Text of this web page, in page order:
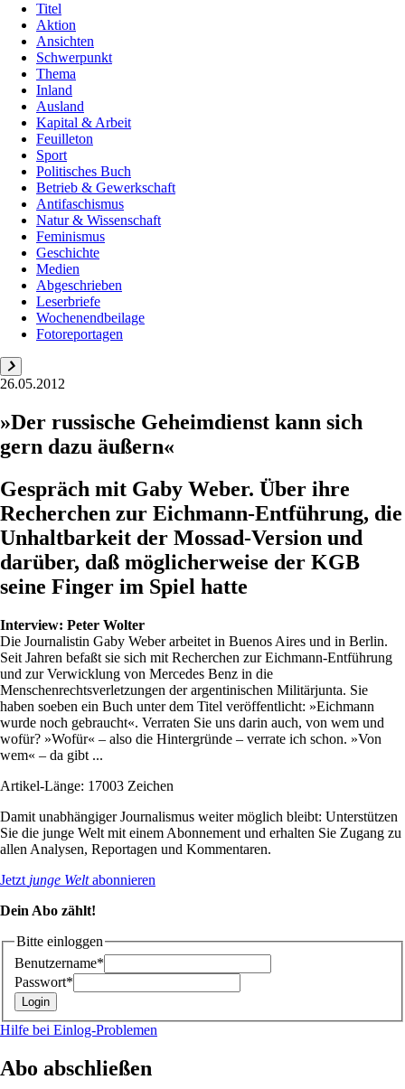
Titel
Aktion
Ansichten
Schwerpunkt
Thema
Inland
Ausland
Kapital & Arbeit
Feuilleton
Sport
Politisches Buch
Betrieb & Gewerkschaft
Antifaschismus
Natur & Wissenschaft
Feminismus
Geschichte
Medien
Abgeschrieben
Leserbriefe
Wochenendbeilage
Fotoreportagen
26.05.2012
»Der russische Geheimdienst kann sich
gern dazu äußern«
Gespräch mit Gaby Weber. Über ihre
Recherchen zur ­Eichmann-Entführung, die
Unhaltbarkeit der Mossad-Version und
darüber, daß möglicherweise der KGB
seine Finger im Spiel hatte
Interview: Peter Wolter
Die Journalistin Gaby Weber arbeitet in Buenos Aires und in Berlin.
Seit Jahren befaßt sie sich mit Recherchen zur Eichmann-Entführung
und zur Verwicklung von Mercedes Benz in die
Menschenrechtsverletzungen der argentinischen Militärjunta. Sie
haben soeben ein Buch unter dem Titel veröffentlicht: »Eichmann
wurde noch gebraucht«. Verraten Sie uns darin auch, von wem und
wofür? »Wofür« – also die Hintergründe – verrate ich schon. »Von
wem« – da gibt ...
Artikel-Länge: 17003 Zeichen
Damit unabhängiger Journalismus weiter möglich bleibt: Unterstützen
Sie die junge Welt mit einem Abonnement und erhalten Sie Zugang zu
allen Analysen, Reportagen und Kommentaren.
Jetzt junge Weltabonnieren
Dein Abo zählt!
Bitte einloggen
Benutzername*
Passwort*
Hilfe bei Einlog-Problemen
Abo abschließen